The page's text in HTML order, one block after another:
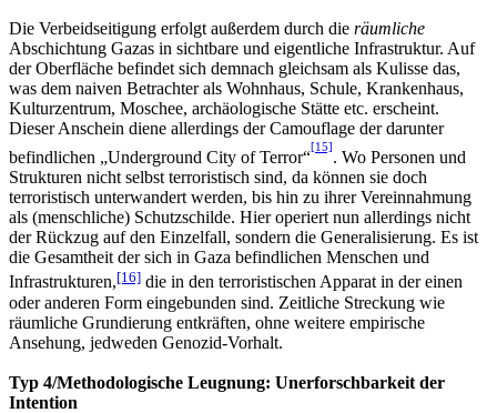
Die Verbeidseitigung erfolgt außerdem durch die räumliche
Abschichtung Gazas in sichtbare und eigentliche Infrastruktur. Auf
der Oberfläche befindet sich demnach gleichsam als Kulisse das,
was dem naiven Betrachter als Wohnhaus, Schule, Krankenhaus,
Kulturzentrum, Moschee, archäologische Stätte etc. erscheint.
Dieser Anschein diene allerdings der Camouflage der darunter
befindlichen „Underground City of Terror“
[15]
. Wo Personen und
Strukturen nicht selbst terroristisch sind, da können sie doch
terroristisch unterwandert werden, bis hin zu ihrer Vereinnahmung
als (menschliche) Schutzschilde. Hier operiert nun allerdings nicht
der Rückzug auf den Einzelfall, sondern die Generalisierung. Es ist
die Gesamtheit der sich in Gaza befindlichen Menschen und
Infrastrukturen,[16] die in den terroristischen Apparat in der einen
oder anderen Form eingebunden sind. Zeitliche Streckung wie
räumliche Grundierung entkräften, ohne weitere empirische
Ansehung, jedweden Genozid-Vorhalt.
Typ 4/Methodologische Leugnung: Unerforschbarkeit der
Intention